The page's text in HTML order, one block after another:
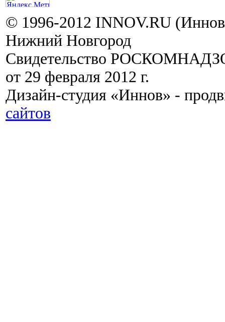
© 1996-2012 INNOV.RU
Нижний Новгород
Свидетельство
от 29 февраля 2012 г.
Дизайн-студия «Иннов» -
сайтов